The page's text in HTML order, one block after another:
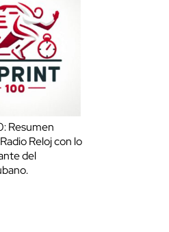
Resumen
Reloj con lo
del